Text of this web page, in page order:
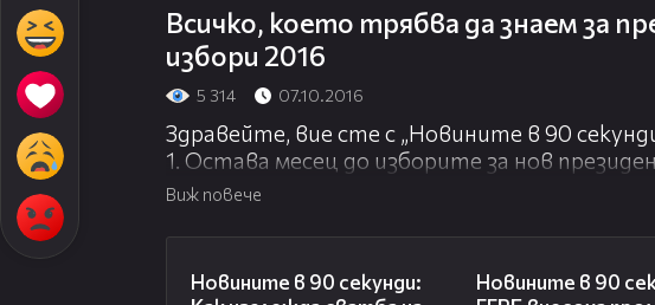
Всичко, което трябва да знаем за
избори 2016
5 314 07.10.2016
Здравейте, вие сте с „Новините в 90
1. Остава месец до изборите за нов
кого ще подкрепите от всичките 21
neglasuvane-6059739
2. От света, над 300 души са жертвите на
нанесе огромни разрушения в Хаити, Куба,
Виж повече
Новините в 90 секунди:
Новините в 90